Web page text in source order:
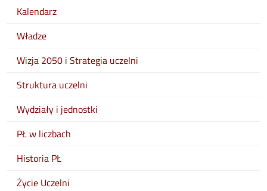
Kalendarz
Władze
Wizja 2050 i Strategia uczelni
Struktura uczelni
Wydziały i jednostki
PŁ w liczbach
Historia PŁ
Życie Uczelni